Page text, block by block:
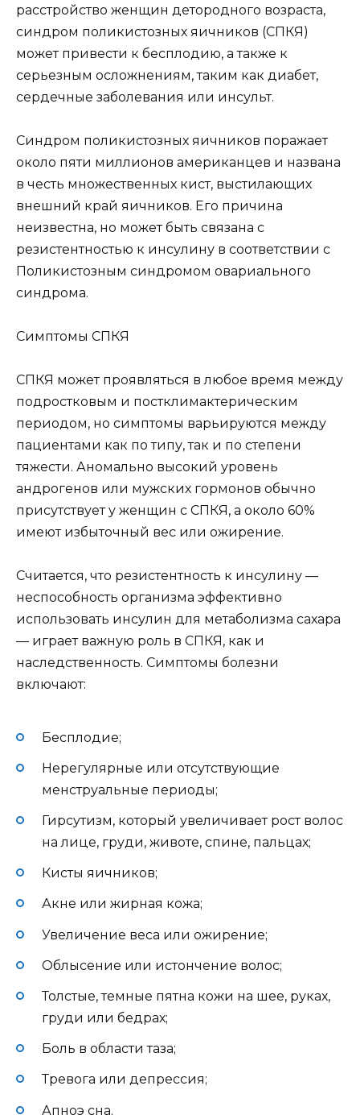
расстройство женщин детородного возраста,
синдром поликистозных яичников (СПКЯ)
может привести к бесплодию, а также к
серьезным осложнениям, таким как диабет,
сердечные заболевания или инсульт.
Синдром поликистозных яичников поражает
около пяти миллионов американцев и названа
в честь множественных кист, выстилающих
внешний край яичников. Его причина
неизвестна, но может быть связана с
резистентностью к инсулину в соответствии с
Поликистозным синдромом овариального
синдрома.
Симптомы СПКЯ
СПКЯ может проявляться в любое время между
подростковым и постклимактерическим
периодом, но симптомы варьируются между
пациентами как по типу, так и по степени
тяжести. Аномально высокий уровень
андрогенов или мужских гормонов обычно
присутствует у женщин с СПКЯ, а около 60%
имеют избыточный вес или ожирение.
Считается, что резистентность к инсулину —
неспособность организма эффективно
использовать инсулин для метаболизма сахара
— играет важную роль в СПКЯ, как и
наследственность. Симптомы болезни
включают:
Бесплодие;
Нерегулярные или отсутствующие
менструальные периоды;
Гирсутизм, который увеличивает рост волос
на лице, груди, животе, спине, пальцах;
Кисты яичников;
Акне или жирная кожа;
Увеличение веса или ожирение;
Облысение или истончение волос;
Толстые, темные пятна кожи на шее, руках,
груди или бедрах;
Боль в области таза;
Тревога или депрессия;
Апноэ сна.